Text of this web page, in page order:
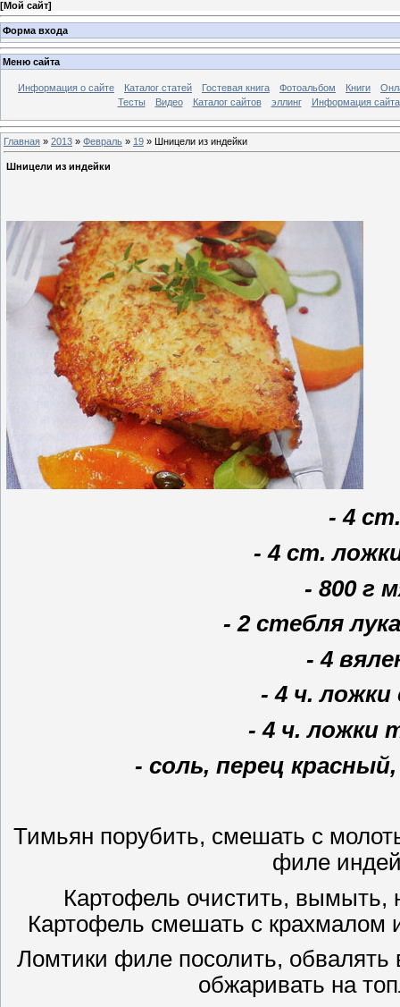
[Мой сайт]
Форма входа
Меню сайта
Информация о сайте Каталог статей Гостевая книга Фотоальбом Книги
Тесты
Видео Каталог сайтов эллинг Информация сайта
Главная » 2013 » Февраль » 19 » Шницели из индейки
Шницели из индейки
- 4
- 4 ст.
- 800 г
- 2 стебля
- 4
- 4 ч. ложки
- 4 ч. ложки
- соль, перец
Тимьян порубить, смешать с
филе
Картофель очистить, вымыть,
Картофель смешать с крахмалом
Ломтики филе посолить, обвалять
обжаривать на